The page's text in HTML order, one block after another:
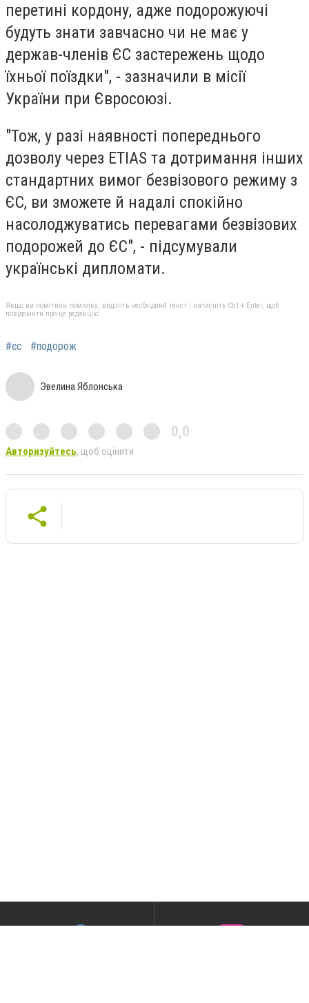
перетині кордону, адже подорожуючі
будуть знати завчасно чи не має у
держав-членів ЄС застережень щодо
їхньої поїздки", - зазначили в місії
України при Євросоюзі.
"Тож, у разі наявності попереднього
дозволу через ETIAS та дотримання інших
стандартних вимог безвізового режиму з
ЄС, ви зможете й надалі спокійно
насолоджуватись перевагами безвізових
подорожей до ЄС", - підсумували
українські дипломати.
Якщо ви помітили помилку, виділіть необхідний текст і натисніть Ctrl + Enter, щоб
повідомити про це редакцію
#єс #подорож
Эвелина Яблонська
0,0
Авторизуйтесь, щоб оцінити